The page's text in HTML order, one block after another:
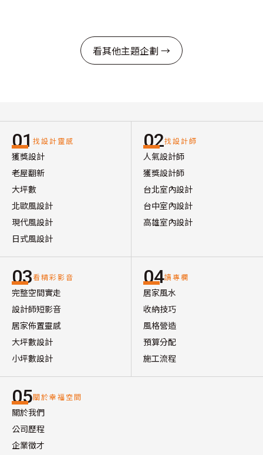
看其他主題企劃 →
01 找設計靈感
獲獎設計
老屋翻新
大坪數
北歐風設計
現代風設計
日式風設計
02找設計師
人氣設計師
獲獎設計師
台北室內設計
台中室內設計
高雄室內設計
03看精彩影音
完整空間實走
設計師短影音
居家佈置靈感
大坪數設計
小坪數設計
04讀專欄
居家風水
收納技巧
風格營造
預算分配
施工流程
05關於幸福空間
關於我們
公司歷程
企業徵才